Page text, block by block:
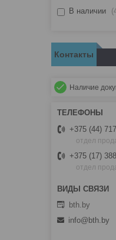
В наличии
Контакты
Наличие
+375 (44)
отдел
+375 (17)
отдел
bth.by
info@bth.by